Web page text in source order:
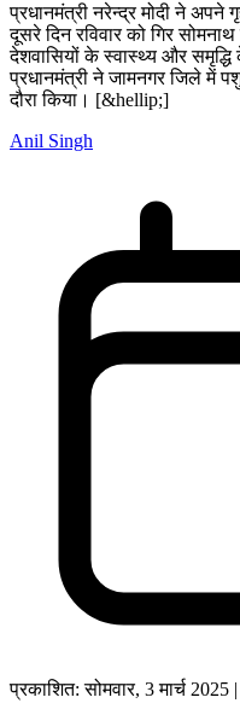
प्रधानमंत्री नरेन्द्र मोदी ने अपने
दूसरे दिन रविवार को गिर
देशवासियों के स्वास्थ्य और
प्रधानमंत्री ने जामनगर जिले में
दौरा किया। [&hellip;]
Anil Singh
प्रकाशित:सोमवार, 3 मार्च